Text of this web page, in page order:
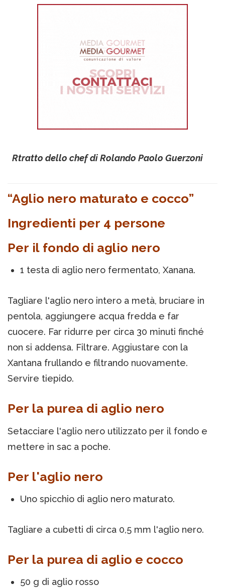
Rtratto dello chef di Rolando Paolo Guerzoni
“Aglio nero maturato e cocco”
Ingredienti per 4 persone
Per il fondo di aglio nero
1 testa di aglio nero fermentato, Xanana.
Tagliare l'aglio nero intero a metà, bruciare in
pentola, aggiungere acqua fredda e far
cuocere. Far ridurre per circa 30 minuti finché
non si addensa. Filtrare. Aggiustare con la
Xantana frullando e filtrando nuovamente.
Servire tiepido.
Per la purea di aglio nero
Setacciare l'aglio nero utilizzato per il fondo e
mettere in sac a poche.
Per l'aglio nero
Uno spicchio di aglio nero maturato.
Tagliare a cubetti di circa 0,5 mm l'aglio nero.
Per la purea di aglio e cocco
50 g di aglio rosso